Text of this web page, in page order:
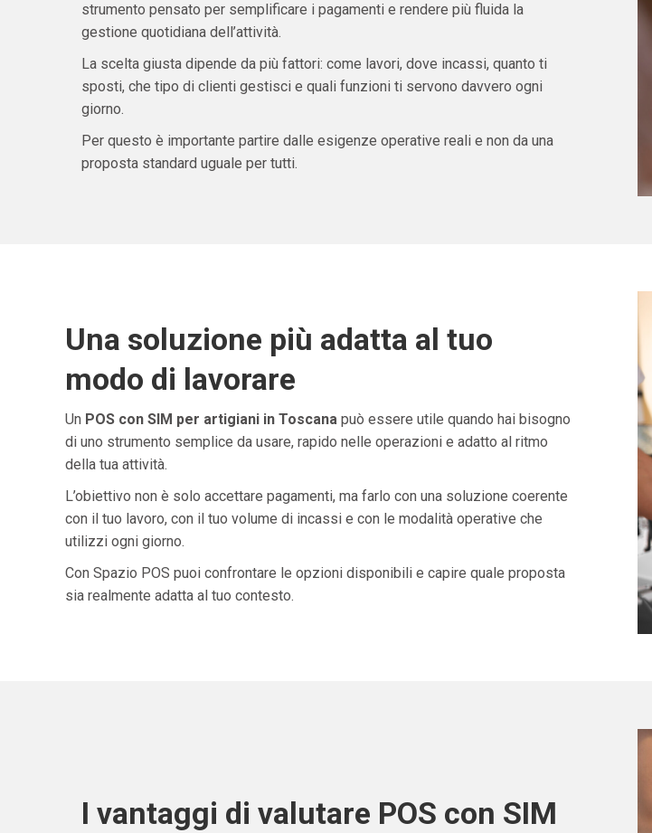
strumento pensato per semplificare i pagamenti e rendere più fluida la
gestione quotidiana dell’attività.
La scelta giusta dipende da più fattori: come lavori, dove incassi, quanto ti
sposti, che tipo di clienti gestisci e quali funzioni ti servono davvero ogni
giorno.
Per questo è importante partire dalle esigenze operative reali e non da una
proposta standard uguale per tutti.
Una soluzione più adatta al tuo
modo di lavorare
Un POS con SIM per artigiani in Toscana può essere utile quando hai bisogno
di uno strumento semplice da usare, rapido nelle operazioni e adatto al ritmo
della tua attività.
L’obiettivo non è solo accettare pagamenti, ma farlo con una soluzione coerente
con il tuo lavoro, con il tuo volume di incassi e con le modalità operative che
utilizzi ogni giorno.
Con Spazio POS puoi confrontare le opzioni disponibili e capire quale proposta
sia realmente adatta al tuo contesto.
I vantaggi di valutare POS con SIM